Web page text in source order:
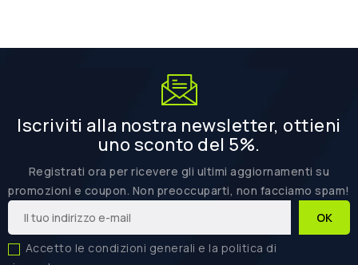
Iscriviti alla nostra newsletter, ottieni
uno sconto del 5%.
Registrati ora per ricevere gli ultimi aggiornamenti su
promozioni e coupon. Non preoccuparti, non facciamo spam!
Accetto le condizioni generali e la politica di